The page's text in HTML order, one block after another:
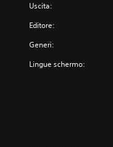
Uscita:
Editore:
Generi:
Lingue schermo: